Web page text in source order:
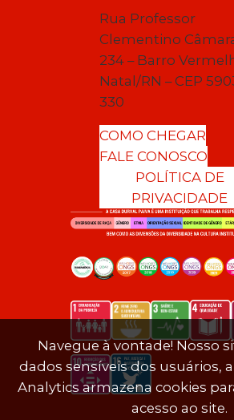
Rua Professor
Clementino
234 – Barro
Natal/RN – CEP
330
COMO CHEGAR
FALE CONOSCO
POLÍTICA DE
PRIVACIDADE
Navegue à vontade! Nosso
dados sensíveis dos usuários,
Analytics armazena cookies
acesso ao site.